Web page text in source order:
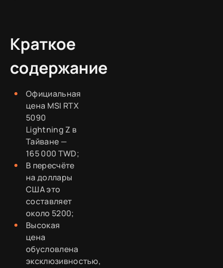
Краткое
содержание
Официальная
цена MSI RTX
5090
Lightning Z в
Тайване —
165 000 TWD;
В пересчёте
на доллары
США это
составляет
около 5200;
Высокая
цена
обусловлена
эксклюзивностью,